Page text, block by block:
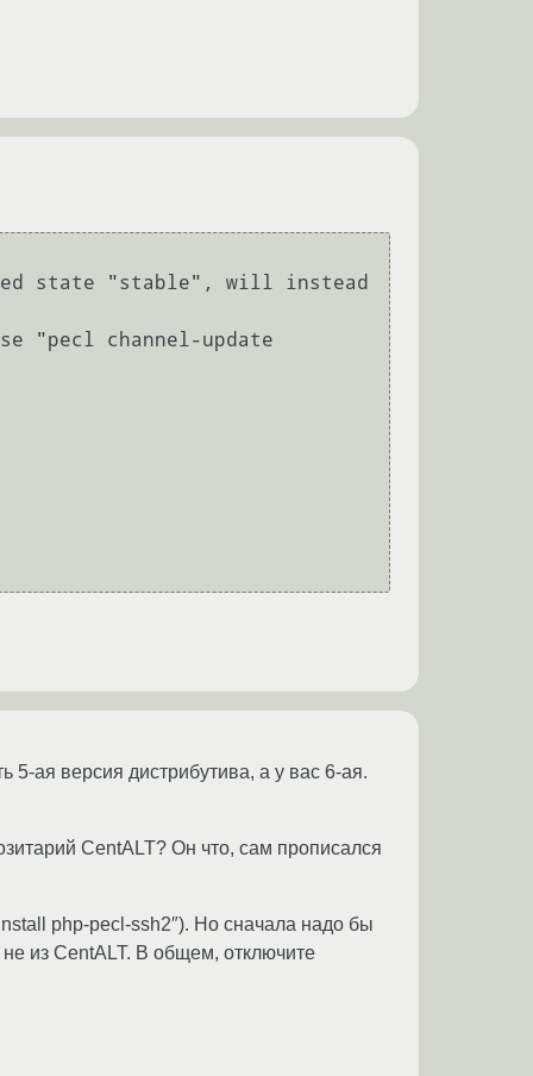
state "stable", will instead
"pecl channel-update
5-ая версия дистрибутива, а у вас 6-ая.
CentALT? Он что, сам прописался
php-pecl-ssh2″). Но сначала надо бы
из CentALT. В общем, отключите